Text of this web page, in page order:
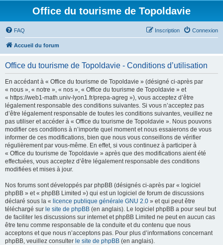
Office du tourisme de Topoldavie
FAQ Connexion
Inscription
Accueil du forum
Office du tourisme de Topoldavie - Conditions d’utilisation
En accédant à « Office du tourisme de Topoldavie » (désigné ci-après par
« nous », « notre », « nos », « Office du tourisme de Topoldavie » et
« https://web1-math.univ-lyon1.fr/prepa-agreg »), vous acceptez d’être
légalement responsable des conditions suivantes. Si vous n’acceptez pas
d’être légalement responsable de toutes les conditions suivantes, veuillez ne
pas utiliser et accéder à « Office du tourisme de Topoldavie ». Nous pouvons
modifier ces conditions à n’importe quel moment et nous essaierons de vous
informer de ces modifications, bien que nous vous conseillons de vérifier
régulièrement par vous-même. En effet, si vous continuez à participer à
« Office du tourisme de Topoldavie » après que des modifications aient été
effectuées, vous acceptez d’être légalement responsable des conditions
modifiées et mises à jour.
Nos forums sont développés par phpBB (désignés ci-après par « logiciel
phpBB » et « phpBB Limited ») qui est un logiciel de forum de discussions
déclaré sous la « licence publique générale GNU 2.0 » et qui peut être
téléchargé sur le site de phpBB (en anglais). Le logiciel phpBB a pour seul but
de faciliter les discussions sur internet et phpBB Limited ne peut en aucun cas
être tenu comme responsable de la conduite et du contenu que nous
acceptons et que nous n’acceptons pas. Pour plus d’informations concernant
phpBB, veuillez consulter le site de phpBB (en anglais).